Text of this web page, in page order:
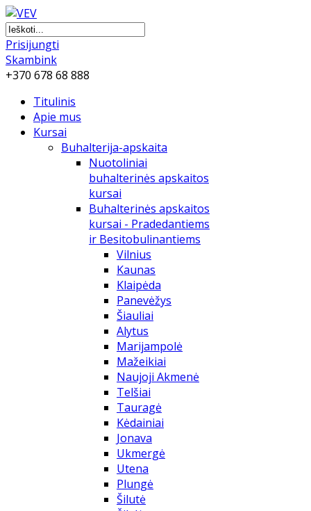
Prisijungti
Skambink
+370 678 68 888
Titulinis
Apie mus
Kursai
Buhalterija-apskaita
Nuotoliniai
buhalterinės apskaitos
kursai
Buhalterinės apskaitos
kursai - Pradedantiems
ir Besitobulinantiems
Vilnius
Kaunas
Klaipėda
Panevėžys
Šiauliai
Alytus
Marijampolė
Mažeikiai
Naujoji Akmenė
Telšiai
Tauragė
Kėdainiai
Jonava
Ukmergė
Utena
Plungė
Šilutė